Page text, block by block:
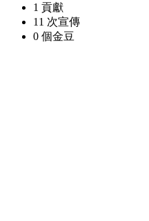
1 貢獻
11 次宣傳
0 個金豆